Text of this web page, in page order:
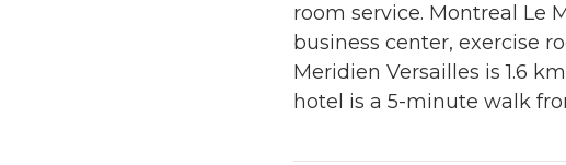
room service. Montreal Le
business center, exercise
Meridien Versailles is 1.6
hotel is a 5-minute walk